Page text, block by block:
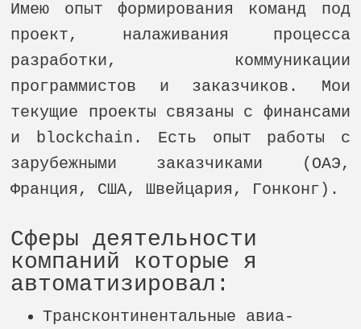
Имею опыт формирования команд под
проект, налаживания процесса
разработки, коммуникации
программистов и заказчиков. Мои
текущие проекты связаны с финансами
и blockchain. Есть опыт работы с
зарубежными заказчиками (ОАЭ,
Франция, США, Швейцария, Гонконг).
Сферы деятельности
компаний которые я
автоматизировал:
Трансконтинентальные авиа-